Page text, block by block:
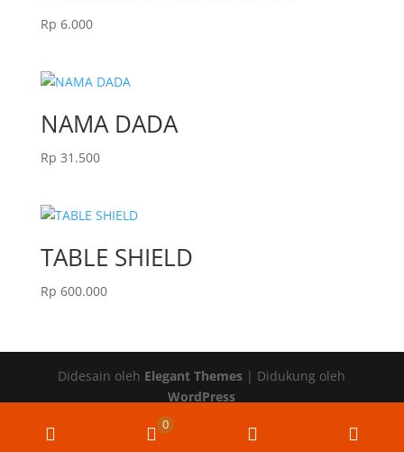
Rp 6.000
NAMA DADA
Rp 31.500
TABLE SHIELD
Rp 600.000
Didesain oleh Elegant Themes | Didukung oleh
WordPress
0
WooCommerce